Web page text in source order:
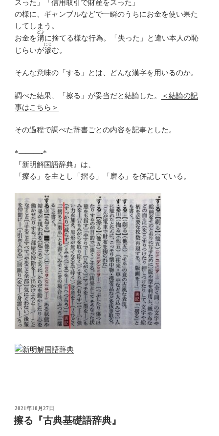
スった」「信用取引で財産をスった」
の様に、ギャンブルなどで一瞬のうちにお金を使い果た
してしまう。
お金を溝
どぶ
に捨てる様な行為。「失った」と違い本人の恥
じらいが滲
にじ
む。
そんな意味の「する」とは、どんな漢字を用いるのか。
調べた結果、「擦る」が妥当だと結論した。
＜結論の記
事はこちら＞
その過程で調べた辞書ごとの内容を記事とした。
*———-*
『新明解国語辞典』は、
「擦る」を主とし「摺る」「磨る」を併記している。
投
稿
日:
2021年10月27日
擦る『古典基礎語辞典』